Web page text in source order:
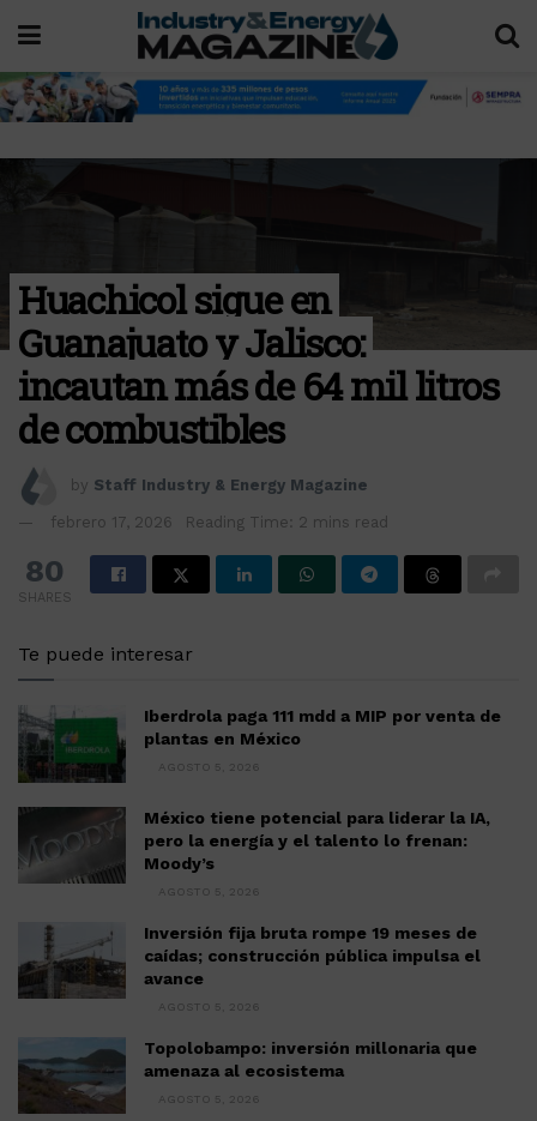
Huachicol sigue en
Guanajuato y Jalisco:
incautan más de 64 mil litros
de combustibles
by Staff Industry & Energy Magazine
febrero 17, 2026 Reading Time: 2 mins read
80
SHARES
Te puede interesar
Iberdrola paga 111 mdd a MIP por venta de
plantas en México
AGOSTO 5, 2026
México tiene potencial para liderar la IA,
pero la energía y el talento lo frenan:
Moody’s
AGOSTO 5, 2026
Inversión fija bruta rompe 19 meses de
caídas; construcción pública impulsa el
avance
AGOSTO 5, 2026
Topolobampo: inversión millonaria que
amenaza al ecosistema
AGOSTO 5, 2026